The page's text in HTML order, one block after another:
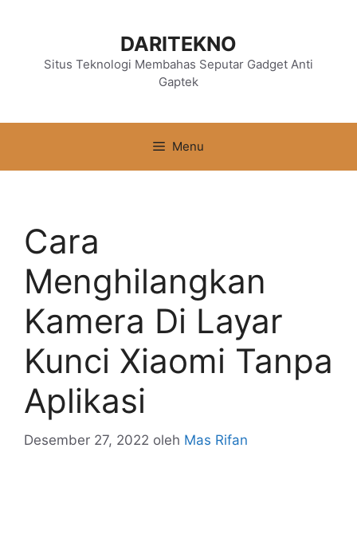
DARITEKNO
Situs Teknologi Membahas Seputar Gadget Anti
Gaptek
Menu
Cara
Menghilangkan
Kamera Di Layar
Kunci Xiaomi Tanpa
Aplikasi
Desember 27, 2022 oleh Mas Rifan